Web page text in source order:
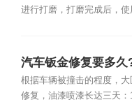
进行打磨，打磨完成后，使
汽车钣金修复要多久
根据车辆被撞击的程度，
修复，油漆喷漆长达三天：